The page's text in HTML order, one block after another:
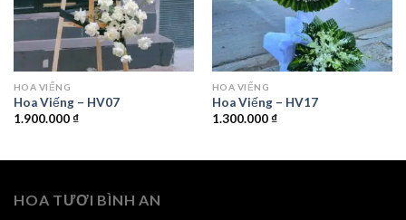
HOA VIẾNG
Hoa Viếng – HV07
1.900.000₫
HOA VIẾNG
Hoa Viếng – HV17
1.300.000₫
HOA TƯƠI BÌNH AN